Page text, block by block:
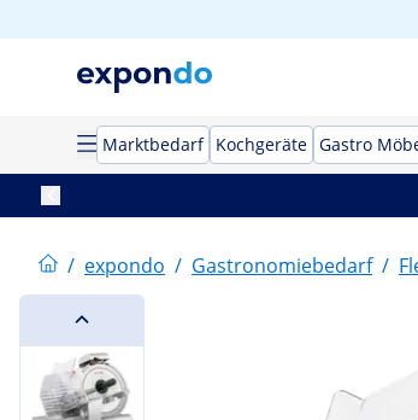
Marktbedarf Kochgeräte Gastro
/ expondo / Gastronomiebedarf /